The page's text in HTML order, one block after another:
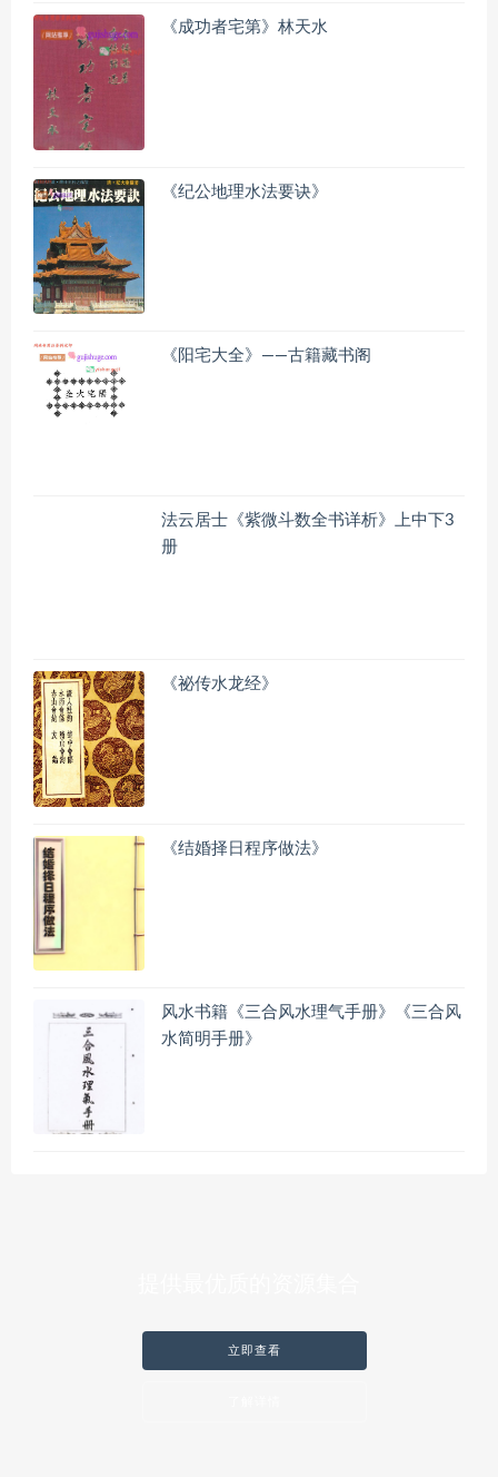
《成功者宅第》林天水
《纪公地理水法要诀》
《阳宅大全》——古籍藏书阁
法云居士《紫微斗数全书详析》上中下3
册
《祕传水龙经》
《结婚择日程序做法》
风水书籍《三合风水理气手册》《三合风
水简明手册》
立即查看